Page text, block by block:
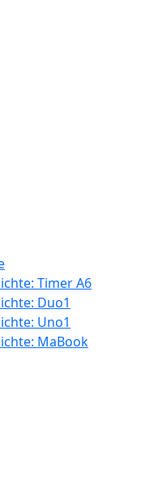
Timer A6
Duo1
Uno1
MaBook